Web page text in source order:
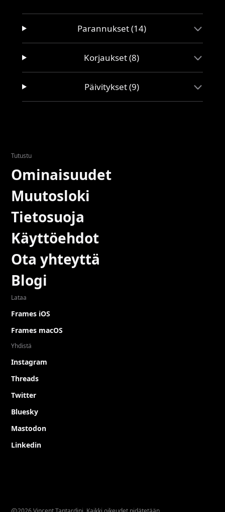
Parannukset (14)
Korjaukset (8)
Päivitykset (9)
Tutustu
Ominaisuudet
Muutosloki
Tietosuoja
Käyttöehdot
Ota yhteyttä
Blogi
Lataa
Frames iOS
Frames macOS
Yhdistä
Instagram
Threads
Twitter
Bluesky
Mastodon
Linkedin